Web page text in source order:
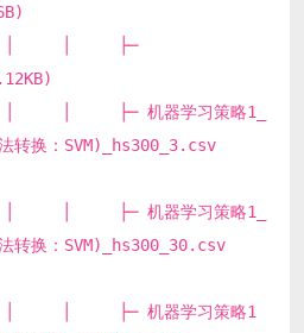
│ ├─
机器学习策略1_
转换：SVM)_hs300_3.csv
机器学习策略1_
转换：SVM)_hs300_30.csv
机器学习策略1